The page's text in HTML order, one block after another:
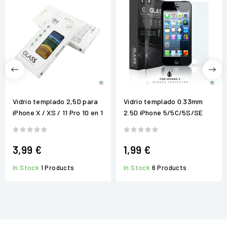
Vidrio templado 2,5D para
iPhone X / XS / 11 Pro 10 en 1
3,99 €
In Stock 1 Products
Vidrio templado 0.33mm
2.5D iPhone 5/5C/5S/SE
1,99 €
In Stock 6 Products